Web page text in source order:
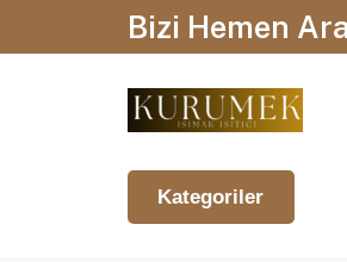
Bizi Hemen
Kategoriler